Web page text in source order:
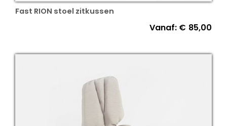
Fast RION stoel zitkussen
Vanaf: € 85,00